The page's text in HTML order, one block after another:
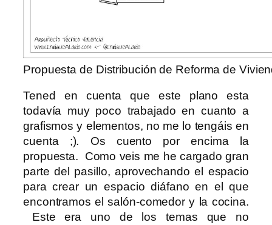
Propuesta de Distribución de Reforma de
Tened en cuenta que este plano esta
todavía muy poco trabajado en cuanto a
grafismos y elementos, no me lo tengáis en
cuenta ;). Os cuento por encima la
propuesta. Como veis me he cargado gran
parte del pasillo, aprovechando el espacio
para crear un espacio diáfano en el que
encontramos el salón-comedor y la cocina.
Este era uno de los temas que no